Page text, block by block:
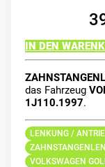
IN DEN
das Fahrzeug
1J110.1997.
LENKUNG /
VOLKSWAGEN